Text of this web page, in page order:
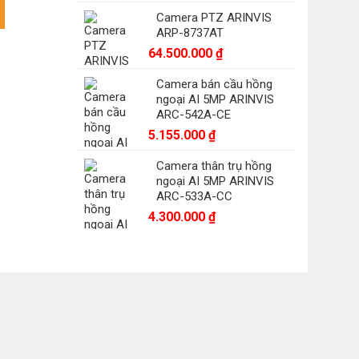
₫.
số lượng
Camera PTZ ARINVIS
ARP-8737AT
64.500.000 ₫
Camera bán cầu hồng
ngoại AI 5MP ARINVIS
ARC-542A-CE
5.155.000 ₫
Camera thân trụ hồng
ngoại AI 5MP ARINVIS
ARC-533A-CC
4.300.000 ₫